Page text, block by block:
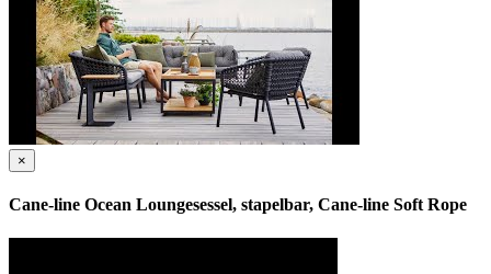
×
Cane-line Ocean Loungesessel, stapelbar, Cane-line Soft Rope